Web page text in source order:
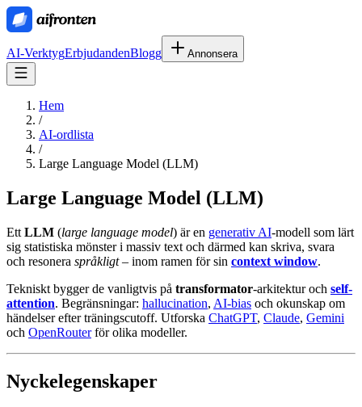
AI-VerktygErbjudandenBlogg Annonsera
Hem
/
AI-ordlista
/
Large Language Model (LLM)
Large Language Model (LLM)
Ett LLM (large language model) är en generativ AI-modell som lärt
sig statistiska mönster i massiv text och därmed kan skriva, svara
och resonera språkligt– inom ramen för sin context window.
Tekniskt bygger de vanligtvis på transformator-arkitektur och self-
attention. Begränsningar: hallucination, AI-bias och okunskap om
händelser efter träningscutoff. Utforska ChatGPT, Claude, Gemini
och OpenRouterför olika modeller.
Nyckelegenskaper